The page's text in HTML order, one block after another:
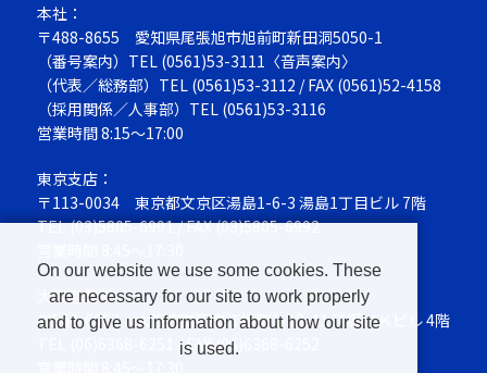
本社：
〒488-8655 愛知県尾張旭市旭前町新田洞5050-1
（番号案内）TEL (0561)53-3111 〈音声案内〉
（代表／総務部）TEL (0561)53-3112 / FAX (0561)52-4158
（採用関係／人事部）TEL (0561)53-3116
営業時間 8:15～17:00
東京支店：
〒113-0034 東京都文京区湯島1-6-3 湯島1丁目ビル 7階
TEL(03)5805-6991/ FAX (03)5805-6992
大阪営業所：
〒564-0063大阪府吹田市江坂町1-13-41 江坂ＮＫビル 4階
/ FAX (06)6368-6252
On our website we use some cookies. These
are necessary for our site to work properly
and to give us information about how our site
is used.